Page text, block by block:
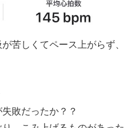
苦しくてペース上がらず、
敗だったか？？